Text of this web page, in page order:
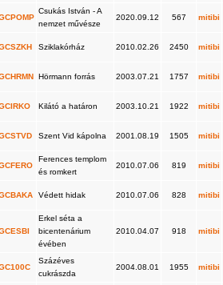
Csukás István - A
nemzet művésze
2020.09.12 567 mitibi
Sziklakórház 2010.02.26 2450 mitibi
Hörmann forrás 2003.07.21 1757 mitibi
Kilátó a határon 2003.10.21 1922 mitibi
Szent Vid kápolna 2001.08.19 1505 mitibi
Ferences templom
és romkert
2010.07.06 819 mitibi
Védett hidak 2010.07.06 828 mitibi
Erkel séta a
bicentenárium
évében
2010.04.07 918 mitibi
Százéves
cukrászda
2004.08.01 1955 mitibi